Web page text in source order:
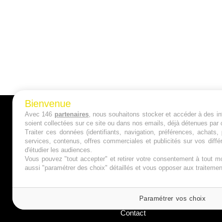
A PROPOS
Qui sommes nous ?
Mentions Légales
Politique de Cookies
Contact
Bienvenue
Avec 146 partenaires, nous souhaitons stocker et accéder à des
soient collectées sur ce site ou dans nos emails, déjà détenues
Traiter ces données (identifiants, navigation, préférences,
services, contenus, offres commerciales et publicités sur vos
d'étudier les audiences.
Vous pouvez "tout accepter" et retirer votre consentement à tout
aussi "paramétrer des choix" détaillés et vous opposer aux
Paramétrer vos choix